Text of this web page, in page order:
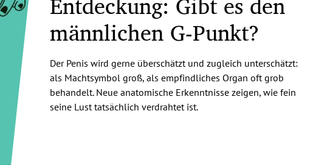
männlichen G-Punkt?
Der Penis wird gerne überschätzt und zugleich unterschätzt:
als Machtsymbol groß, als empfindliches Organ oft grob
behandelt. Neue anatomische Erkenntnisse zeigen, wie fein
seine Lust tatsächlich verdrahtet ist.